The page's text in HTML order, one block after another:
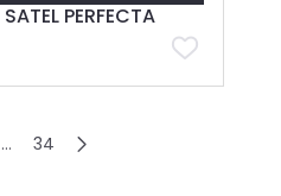
PERFECTA
… 34